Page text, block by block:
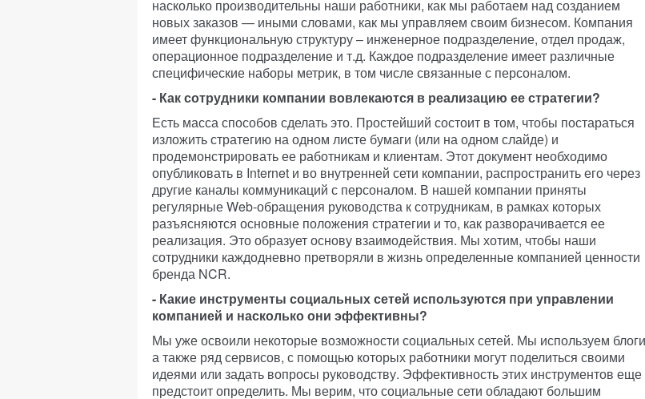
насколько производительны наши работники, как мы работаем над созданием
новых заказов — иными словами, как мы управляем своим бизнесом. Компания
имеет функциональную структуру – инженерное подразделение, отдел продаж,
операционное подразделение и т.д. Каждое подразделение имеет различные
специфические наборы метрик, в том числе связанные с персоналом.
- Как сотрудники компании вовлекаются в реализацию ее стратегии?
Есть масса способов сделать это. Простейший состоит в том, чтобы постараться
изложить стратегию на одном листе бумаги (или на одном слайде) и
продемонстрировать ее работникам и клиентам. Этот документ необходимо
опубликовать в Internet и во внутренней сети компании, распространить его через
другие каналы коммуникаций с персоналом. В нашей компании приняты
регулярные Web-обращения руководства к сотрудникам, в рамках которых
разъясняются основные положения стратегии и то, как разворачивается ее
реализация. Это образует основу взаимодействия. Мы хотим, чтобы наши
сотрудники каждодневно претворяли в жизнь определенные компанией ценности
бренда NCR.
- Какие инструменты социальных сетей используются при управлении
компанией и насколько они эффективны?
Мы уже освоили некоторые возможности социальных сетей. Мы используем
а также ряд сервисов, с помощью которых работники могут поделиться своими
идеями или задать вопросы руководству. Эффективность этих инструментов еще
предстоит определить. Мы верим, что социальные сети обладают большим